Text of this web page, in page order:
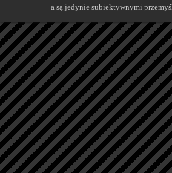
a są jedynie subiektywnymi